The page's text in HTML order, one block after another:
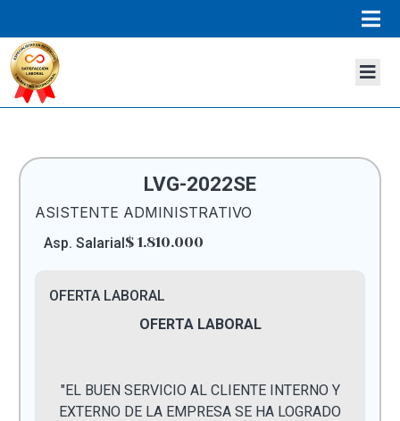
LVG-2022SE
ASISTENTE ADMINISTRATIVO
Asp. Salarial$ 1.810.000
OFERTA LABORAL
OFERTA LABORAL
"EL BUEN SERVICIO AL CLIENTE INTERNO Y
EXTERNO DE LA EMPRESA SE HA LOGRADO